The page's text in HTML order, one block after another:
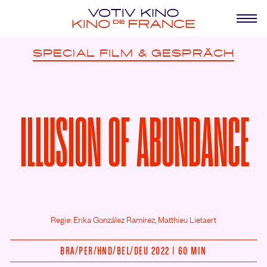
SPECIAL FILM & GESPRÄCH
ILLUSION OF ABUNDANCE
Regie: Erika González Ramírez, Matthieu Lietaert
BRA/PER/HND/BEL/DEU 2022 | 60 MIN